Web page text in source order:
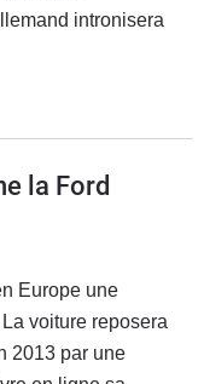
intronisera
la Ford
Europe une
voiture reposera
2013 par une